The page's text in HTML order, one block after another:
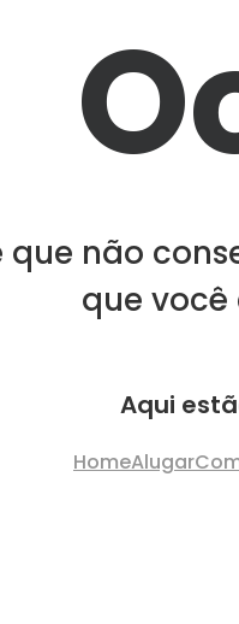
que não
que
Aqui
HomeAlugar